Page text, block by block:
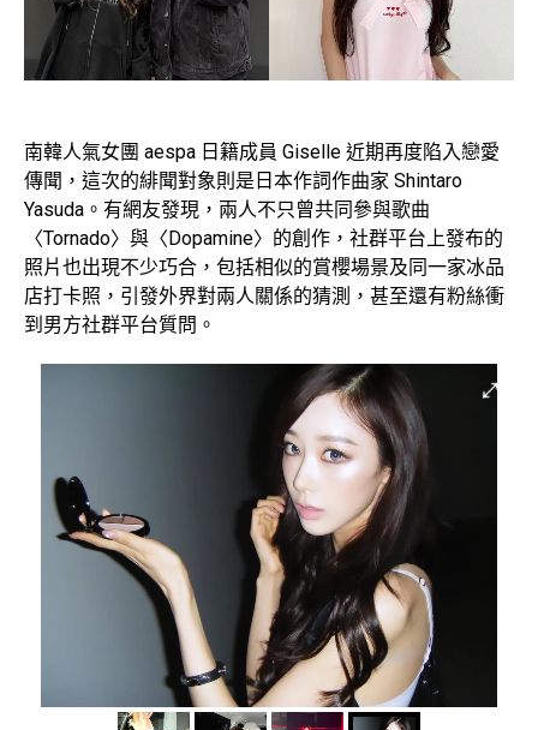
南韓人氣女團 aespa 日籍成員 Giselle 近期再度陷入戀愛
傳聞，這次的緋聞對象則是日本作詞作曲家 Shintaro
Yasuda。有網友發現，兩人不只曾共同參與歌曲
〈Tornado〉與〈Dopamine〉的創作，社群平台上發布的
照片也出現不少巧合，包括相似的賞櫻場景及同一家冰品
店打卡照，引發外界對兩人關係的猜測，甚至還有粉絲衝
到男方社群平台質問。